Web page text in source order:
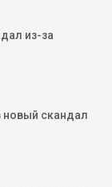
из-за
новый скандал